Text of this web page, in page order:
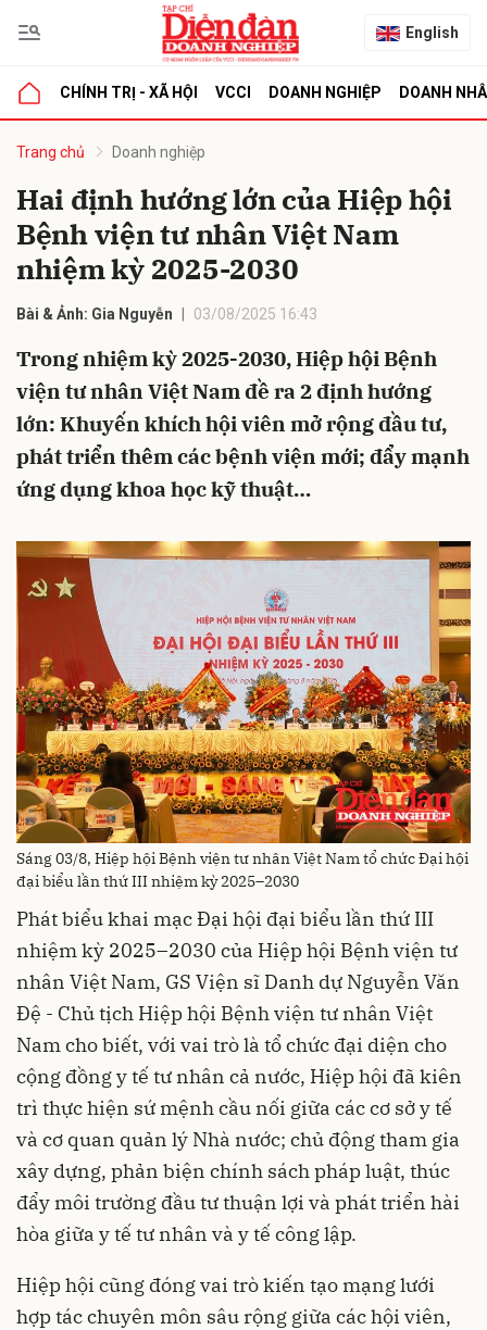
English
CHÍNH TRỊ - XÃ HỘI VCCI DOANH NGHIỆP DOANH
Trang chủ Doanh nghiệp
Hai định hướng lớn của Hiệp hội
Bệnh viện tư nhân Việt Nam
nhiệm kỳ 2025-2030
Bài & Ảnh: Gia Nguyễn 03/08/2025 16:43
Trong nhiệm kỳ 2025-2030, Hiệp hội Bệnh
viện tư nhân Việt Nam đề ra 2 định hướng
lớn: Khuyến khích hội viên mở rộng đầu tư,
phát triển thêm các bệnh viện mới; đẩy mạnh
ứng dụng khoa học kỹ thuật…
Sáng 03/8, Hiệp hội Bệnh viện tư nhân Việt Nam tổ chức Đại hội
đại biểu lần thứ III nhiệm kỳ 2025–2030
Phát biểu khai mạc Đại hội đại biểu lần thứ III
nhiệm kỳ 2025–2030 của Hiệp hội Bệnh viện tư
nhân Việt Nam, GS Viện sĩ Danh dự Nguyễn Văn
Đệ - Chủ tịch Hiệp hội Bệnh viện tư nhân Việt
Nam cho biết, với vai trò là tổ chức đại diện cho
cộng đồng y tế tư nhân cả nước, Hiệp hội đã kiên
trì thực hiện sứ mệnh cầu nối giữa các cơ sở y tế
và cơ quan quản lý Nhà nước; chủ động tham gia
xây dựng, phản biện chính sách pháp luật, thúc
đẩy môi trường đầu tư thuận lợi và phát triển hài
hòa giữa y tế tư nhân và y tế công lập.
Hiệp hội cũng đóng vai trò kiến tạo mạng lưới
hợp tác chuyên môn sâu rộng giữa các hội viên,
luận
Hủy